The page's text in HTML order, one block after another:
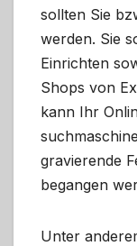
sollten Sie
werden. Sie
Einrichten
Shops von
kann Ihr
gravierende
begangen
Unter